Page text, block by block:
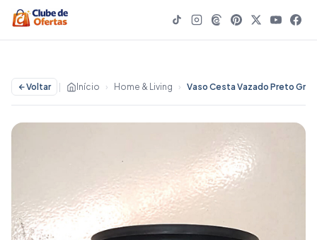
Voltar Início › Home & Living ›